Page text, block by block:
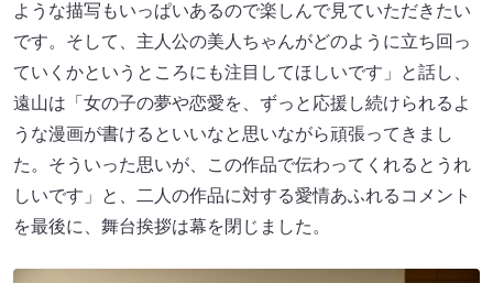
ような描写もいっぱいあるので楽しんで見ていただきたい
です。そして、主人公の美人ちゃんがどのように立ち回っ
ていくかというところにも注目してほしいです」と話し、
遠山は「女の子の夢や恋愛を、ずっと応援し続けられるよ
うな漫画が書けるといいなと思いながら頑張ってきまし
た。そういった思いが、この作品で伝わってくれるとうれ
しいです」と、二人の作品に対する愛情あふれるコメント
を最後に、舞台挨拶は幕を閉じました。